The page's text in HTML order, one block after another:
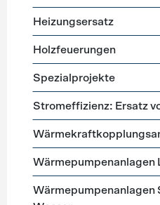
Heizungsersatz
Holzfeuerungen
Spezialprojekte
Stromeffizienz: Ersatz
Wärmepumpenanlagen
Wärmepumpenanlagen